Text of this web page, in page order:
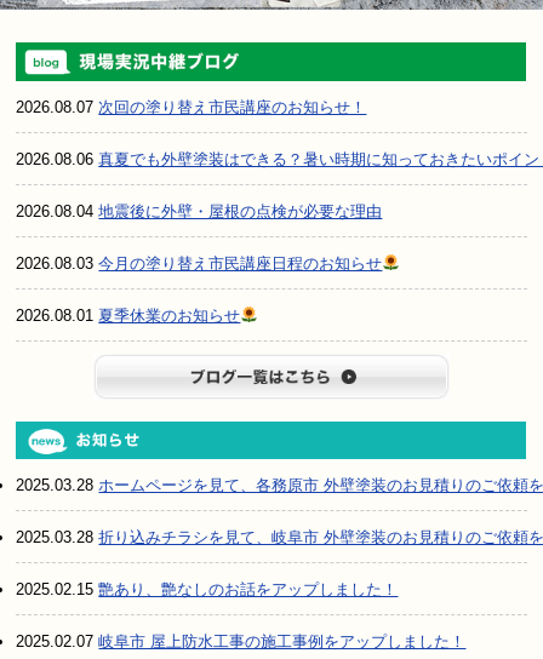
2026.08.07次回の塗り替え市民講座のお知らせ！
2026.08.06真夏でも外壁塗装はできる？暑い時期に知っておきたいポイン
2026.08.04地震後に外壁・屋根の点検が必要な理由
2026.08.03今月の塗り替え市民講座日程のお知らせ
2026.08.01 夏季休業のお知らせ
2025.03.28ホームページを見て、各務原市 外壁塗装のお見積りのご依頼
2025.03.28折り込みチラシを見て、岐阜市 外壁塗装のお見積りのご依頼
2025.02.15艶あり、艶なしのお話をアップしました！
2025.02.07岐阜市 屋上防水工事の施工事例をアップしました！